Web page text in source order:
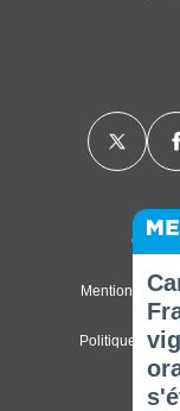
Contact
Mentions
Politique de
©